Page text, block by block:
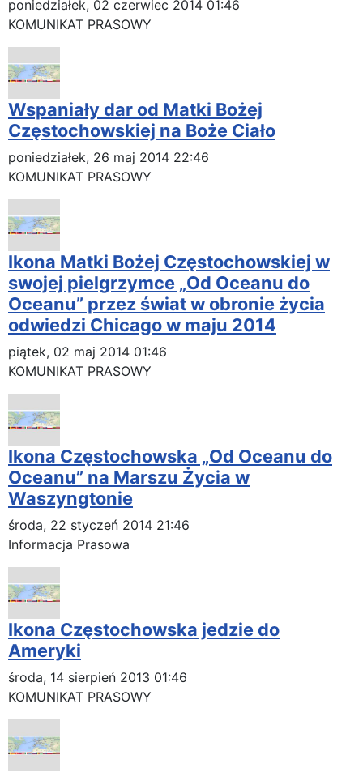
poniedziałek, 02 czerwiec 2014 01:46
KOMUNIKAT PRASOWY
Wspaniały dar od Matki Bożej
Częstochowskiej na Boże Ciało
poniedziałek, 26 maj 2014 22:46
KOMUNIKAT PRASOWY
Ikona Matki Bożej Częstochowskiej w
swojej pielgrzymce „Od Oceanu do
Oceanu” przez świat w obronie życia
odwiedzi Chicago w maju 2014
piątek, 02 maj 2014 01:46
KOMUNIKAT PRASOWY
Ikona Częstochowska „Od Oceanu do
Oceanu” na Marszu Życia w
Waszyngtonie
środa, 22 styczeń 2014 21:46
Informacja Prasowa
Ikona Częstochowska jedzie do
Ameryki
środa, 14 sierpień 2013 01:46
KOMUNIKAT PRASOWY